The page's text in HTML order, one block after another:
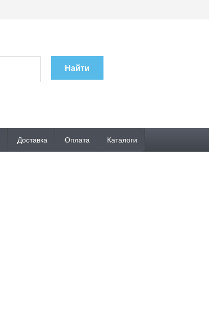
Найти
Доставка Оплата Каталоги